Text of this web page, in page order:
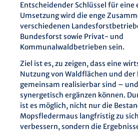
Entscheidender Schlüssel für eine
Umsetzung wird die enge
verschiedenen
Bundesforst sowie Privat- und
Kommunalwaldbetrieben sein.
Ziel ist es, zu zeigen, dass eine
Nutzung von Waldflächen und
gemeinsam realisierbar sind –
synergetisch ergänzen können.
ist es möglich, nicht nur die
Mopsfledermaus langfristig zu
verbessern, sondern die